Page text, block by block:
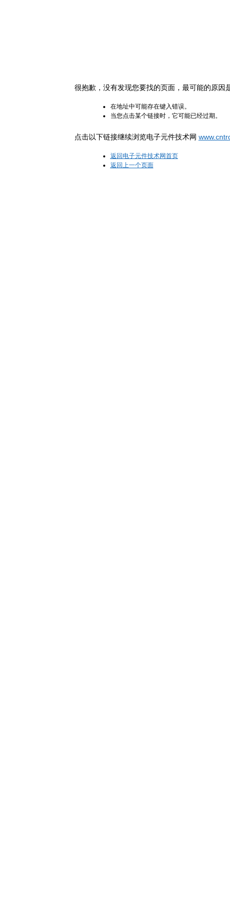
很抱歉，没有发现您要找的页面，最可能的原因
在地址中可能存在键入错误。
当您点击某个链接时，它可能已经过期。
点击以下链接继续浏览电子元件技术网
返回电子元件技术网首页
返回上一个页面